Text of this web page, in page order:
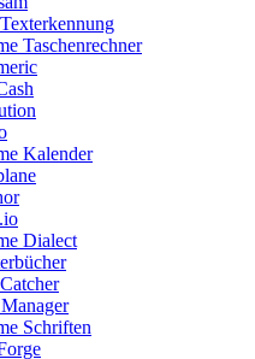
Taschenrechner
Kalender
Dialect
Schriften